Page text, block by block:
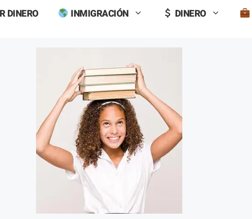
DINERO INMIGRACIÓN DINERO